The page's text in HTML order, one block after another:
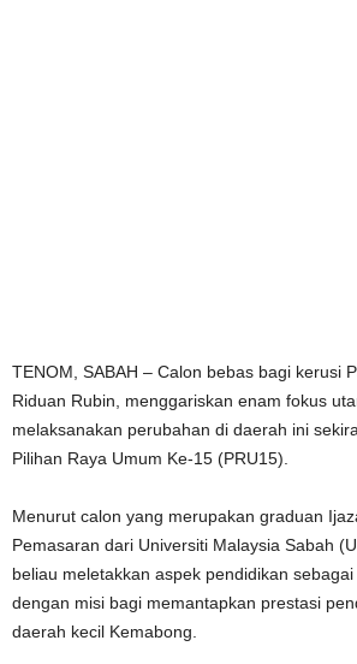
TENOM, SABAH – Calon bebas bagi kerusi
Riduan Rubin, menggariskan enam fokus
melaksanakan perubahan di daerah ini
Pilihan Raya Umum Ke-15 (PRU15).
Menurut calon yang merupakan graduan
Pemasaran dari Universiti Malaysia Sabah
beliau meletakkan aspek pendidikan
dengan misi bagi memantapkan prestasi
daerah kecil Kemabong.